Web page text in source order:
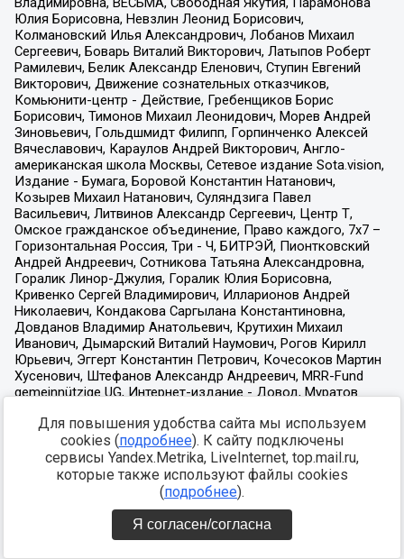
Для повышения удобства сайта мы используем
cookies (подробнее). К сайту подключены
сервисы Yandex.Metrika, LiveInternet, top.mail.ru,
которые также используют файлы cookies
(подробнее).
Я согласен/согласна